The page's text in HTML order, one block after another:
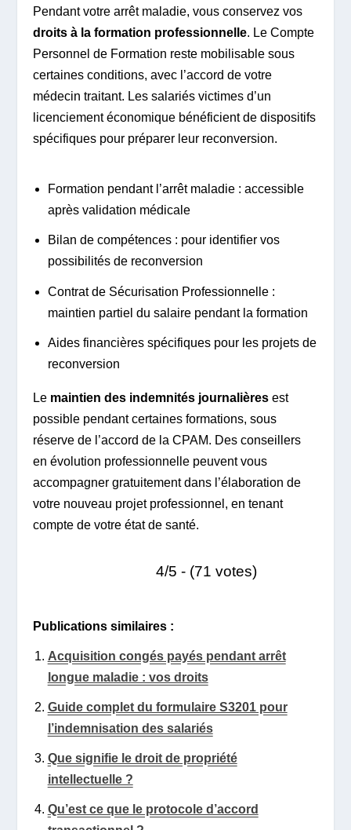
Pendant votre arrêt maladie, vous conservez vos
droits à la formation professionnelle. Le Compte
Personnel de Formation reste mobilisable sous
certaines conditions, avec l’accord de votre
médecin traitant. Les salariés victimes d’un
licenciement économique bénéficient de dispositifs
spécifiques pour préparer leur reconversion.
Formation pendant l’arrêt maladie : accessible
après validation médicale
Bilan de compétences : pour identifier vos
possibilités de reconversion
Contrat de Sécurisation Professionnelle :
maintien partiel du salaire pendant la formation
Aides financières spécifiques pour les projets de
reconversion
Le maintien des indemnités journalières est
possible pendant certaines formations, sous
réserve de l’accord de la CPAM. Des conseillers
en évolution professionnelle peuvent vous
accompagner gratuitement dans l’élaboration de
votre nouveau projet professionnel, en tenant
compte de votre état de santé.
4/5 - (71 votes)
Publications similaires :
Acquisition congés payés pendant arrêt
longue maladie : vos droits
Guide complet du formulaire S3201 pour
l’indemnisation des salariés
Que signifie le droit de propriété
intellectuelle ?
Qu’est ce que le protocole d’accord